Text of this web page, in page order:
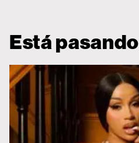
Está pasando